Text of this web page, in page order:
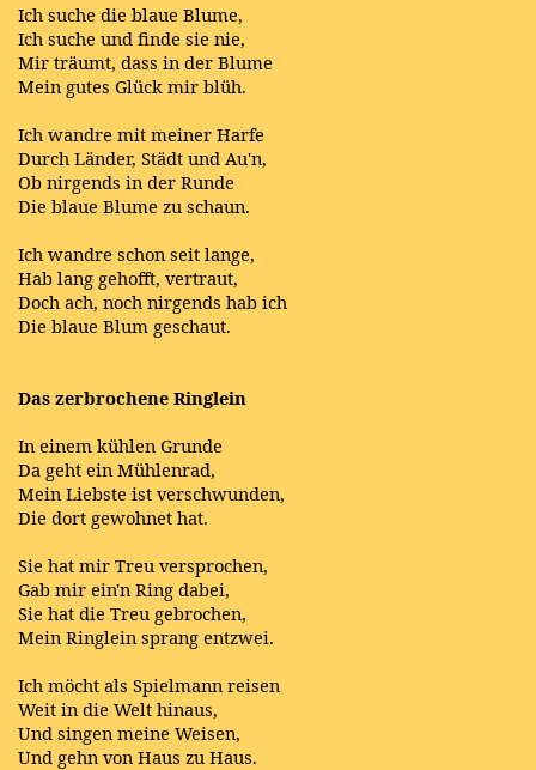
Ich suche die blaue Blume,
Ich suche und finde sie nie,
Mir träumt, dass in der Blume
Mein gutes Glück mir blüh.
Ich wandre mit meiner Harfe
Durch Länder, Städt und Au'n,
Ob nirgends in der Runde
Die blaue Blume zu schaun.
Ich wandre schon seit lange,
Hab lang gehofft, vertraut,
Doch ach, noch nirgends hab ich
Die blaue Blum geschaut.
Das zerbrochene Ringlein
In einem kühlen Grunde
Da geht ein Mühlenrad,
Mein Liebste ist verschwunden,
Die dort gewohnet hat.
Sie hat mir Treu versprochen,
Gab mir ein'n Ring dabei,
Sie hat die Treu gebrochen,
Mein Ringlein sprang entzwei.
Ich möcht als Spielmann reisen
Weit in die Welt hinaus,
Und singen meine Weisen,
Und gehn von Haus zu Haus.